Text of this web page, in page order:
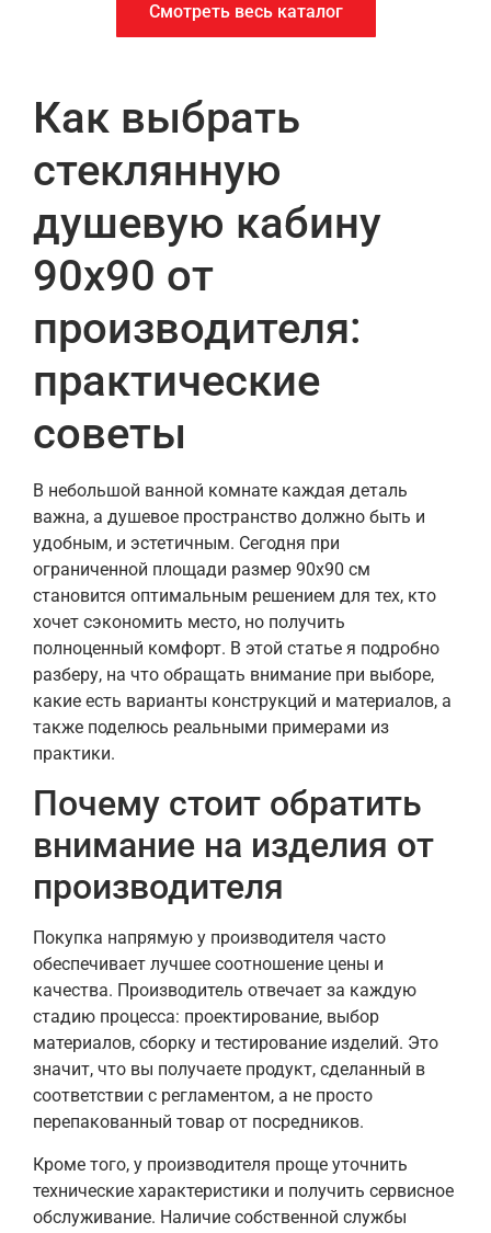
Смотреть весь каталог
Как выбрать
стеклянную
душевую кабину
90х90 от
производителя:
практические
советы
В небольшой ванной комнате каждая деталь
важна, а душевое пространство должно быть и
удобным, и эстетичным. Сегодня при
ограниченной площади размер 90х90 см
становится оптимальным решением для тех, кто
хочет сэкономить место, но получить
полноценный комфорт. В этой статье я подробно
разберу, на что обращать внимание при выборе,
какие есть варианты конструкций и материалов, а
также поделюсь реальными примерами из
практики.
Почему стоит обратить
внимание на изделия от
производителя
Покупка напрямую у производителя часто
обеспечивает лучшее соотношение цены и
качества. Производитель отвечает за каждую
стадию процесса: проектирование, выбор
материалов, сборку и тестирование изделий. Это
значит, что вы получаете продукт, сделанный в
соответствии с регламентом, а не просто
перепакованный товар от посредников.
Кроме того, у производителя проще уточнить
технические характеристики и получить сервисное
обслуживание. Наличие собственной службы